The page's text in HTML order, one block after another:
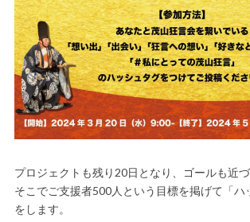
プロジェクトも残り20日となり、ゴールも近
そこでご支援者500人という目標を掲げて「ハ
をします。